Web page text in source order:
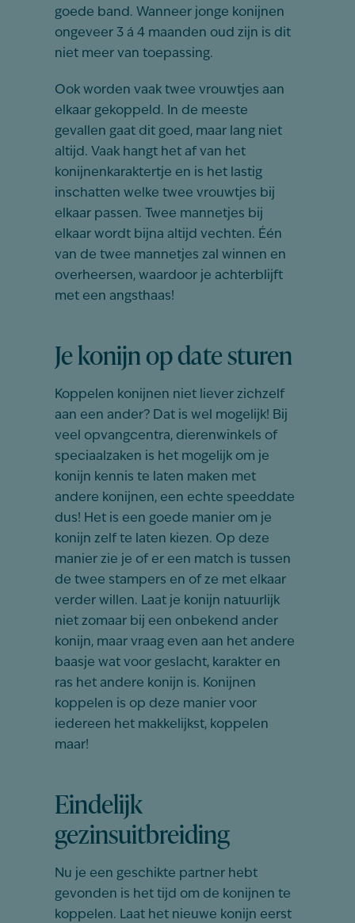
goede band. Wanneer jonge konijnen
ongeveer 3 á 4 maanden oud zijn is dit
niet meer van toepassing.
Ook worden vaak twee vrouwtjes aan
elkaar gekoppeld. In de meeste
gevallen gaat dit goed, maar lang niet
altijd. Vaak hangt het af van het
konijnenkaraktertje en is het lastig
inschatten welke twee vrouwtjes bij
elkaar passen. Twee mannetjes bij
elkaar wordt bijna altijd vechten. Één
van de twee mannetjes zal winnen en
overheersen, waardoor je achterblijft
met een angsthaas!
Je konijn op date sturen
Koppelen konijnen niet liever zichzelf
aan een ander? Dat is wel mogelijk! Bij
veel opvangcentra, dierenwinkels of
speciaalzaken is het mogelijk om je
konijn kennis te laten maken met
andere konijnen, een echte speeddate
dus! Het is een goede manier om je
konijn zelf te laten kiezen. Op deze
manier zie je of er een match is tussen
de twee stampers en of ze met elkaar
verder willen. Laat je konijn natuurlijk
niet zomaar bij een onbekend ander
konijn, maar vraag even aan het andere
baasje wat voor geslacht, karakter en
ras het andere konijn is. Konijnen
koppelen is op deze manier voor
iedereen het makkelijkst, koppelen
maar!
Eindelijk
gezinsuitbreiding
Nu je een geschikte partner hebt
gevonden is het tijd om de konijnen te
koppelen. Laat het nieuwe konijn eerst